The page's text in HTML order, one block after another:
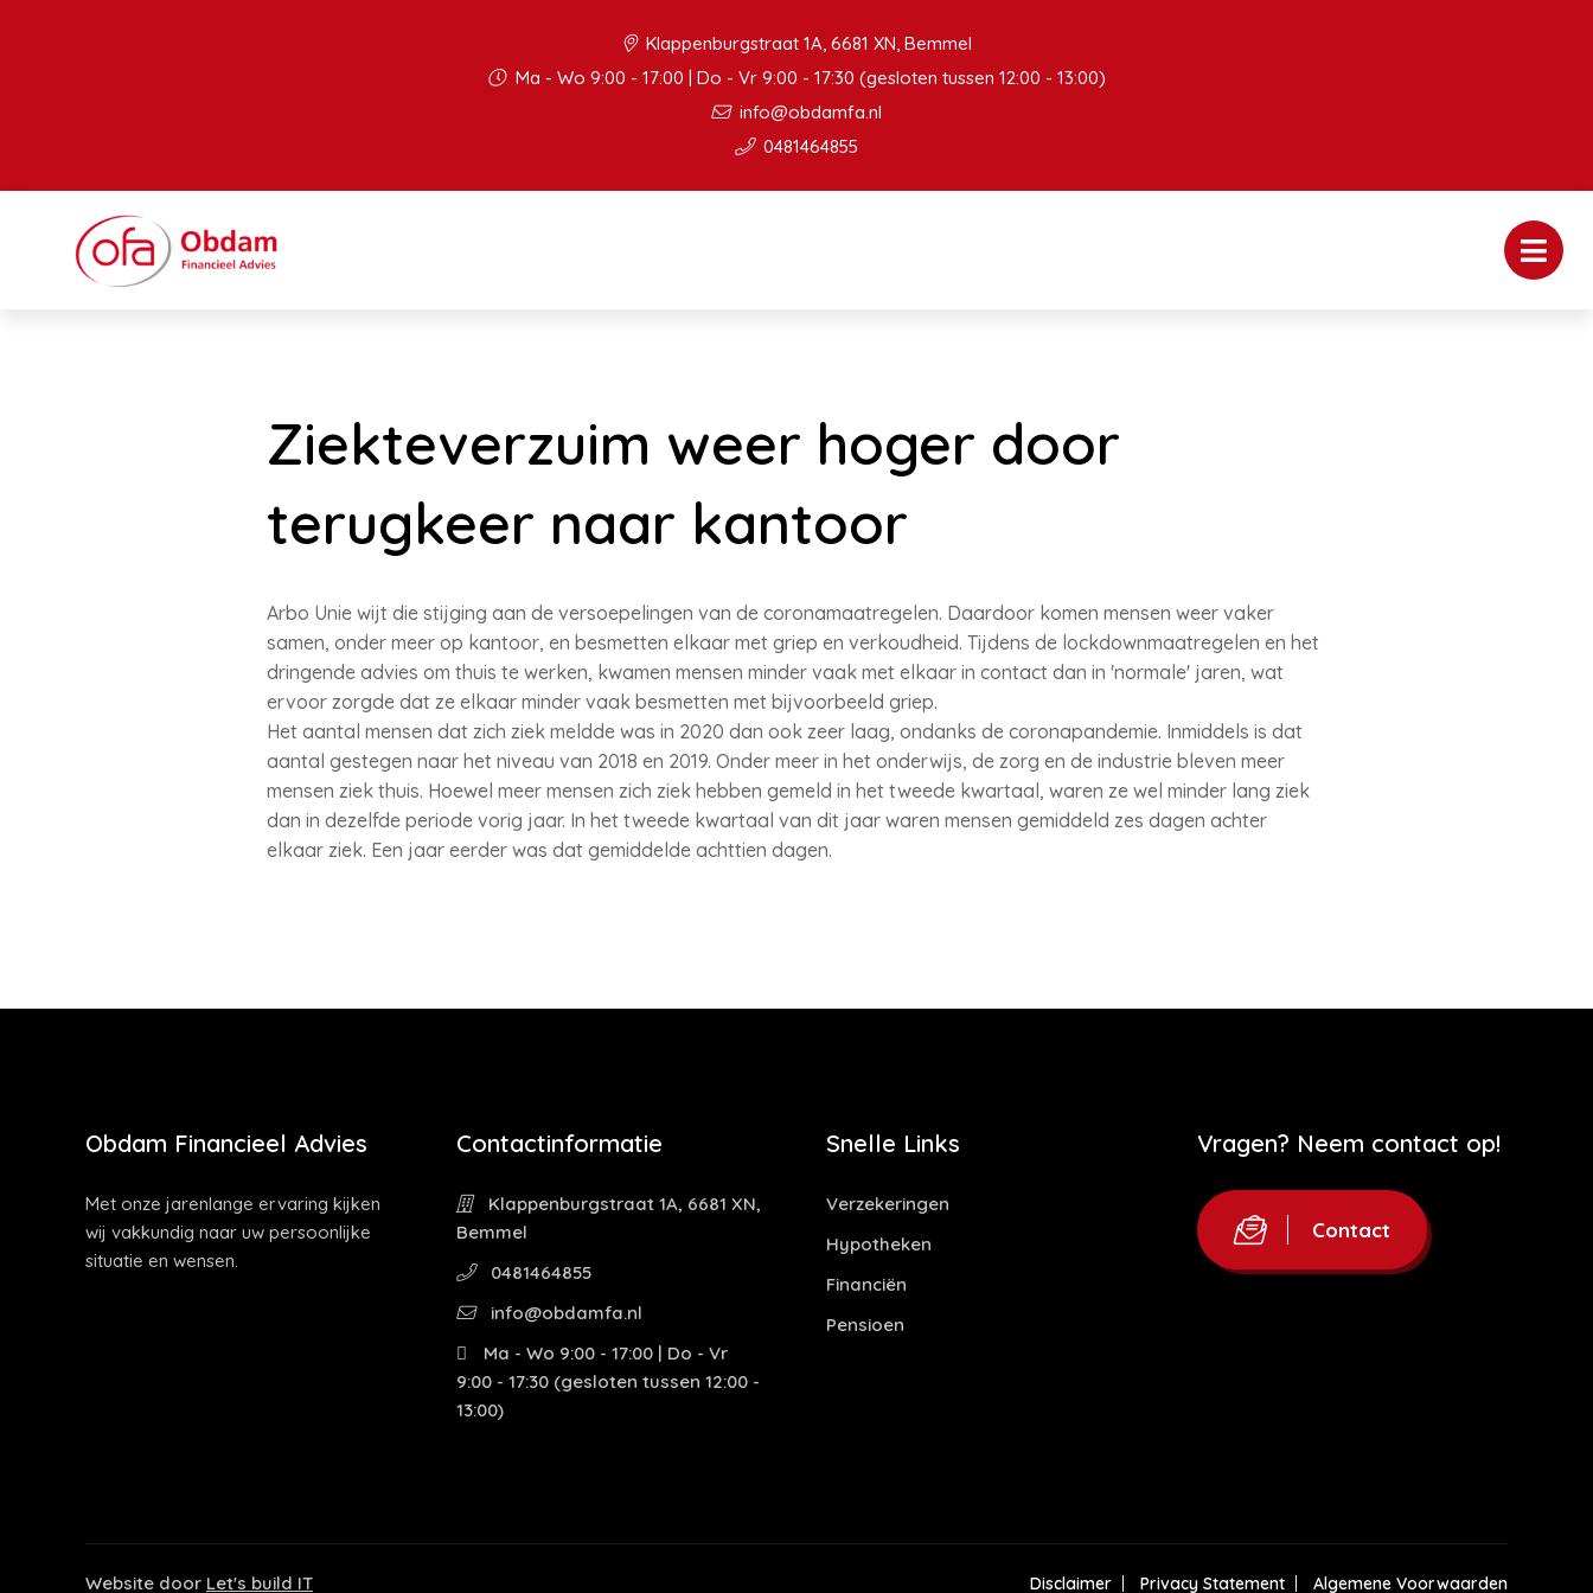
Klappenburgstraat 1A, 6681 XN, Bemmel
Ma - Wo 9:00 - 17:00 | Do - Vr 9:00 - 17:30 (gesloten tussen 12:00 - 13:00)
info@obdamfa.nl
0481464855
Ziekteverzuim weer hoger door
terugkeer naar kantoor
Arbo Unie wijt die stijging aan de versoepelingen van de coronamaatregelen. Daardoor komen mensen weer vaker
samen, onder meer op kantoor, en besmetten elkaar met griep en verkoudheid. Tijdens de lockdownmaatregelen en het
dringende advies om thuis te werken, kwamen mensen minder vaak met elkaar in contact dan in 'normale' jaren, wat
ervoor zorgde dat ze elkaar minder vaak besmetten met bijvoorbeeld griep.
Het aantal mensen dat zich ziek meldde was in 2020 dan ook zeer laag, ondanks de coronapandemie. Inmiddels is dat
aantal gestegen naar het niveau van 2018 en 2019. Onder meer in het onderwijs, de zorg en de industrie bleven meer
mensen ziek thuis. Hoewel meer mensen zich ziek hebben gemeld in het tweede kwartaal, waren ze wel minder lang ziek
dan in dezelfde periode vorig jaar. In het tweede kwartaal van dit jaar waren mensen gemiddeld zes dagen achter
elkaar ziek. Een jaar eerder was dat gemiddelde achttien dagen.
Obdam Financieel Advies
Met onze jarenlange ervaring kijken
wij vakkundig naar uw persoonlijke
situatie en wensen.
Contactinformatie
Klappenburgstraat 1A, 6681 XN,
Bemmel
0481464855
info@obdamfa.nl
Ma - Wo 9:00 - 17:00 | Do - Vr
9:00 - 17:30 (gesloten tussen 12:00 -
13:00)
Snelle Links
Verzekeringen
Hypotheken
Financiën
Pensioen
Vragen? Neem contact op!
Contact
Website door Let's build IT Disclaimer Privacy Statement Algemene Voorwaarden